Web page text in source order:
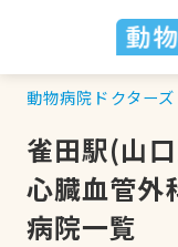
動物病院ドクター
雀田駅(山
心臓血管外
病院一覧